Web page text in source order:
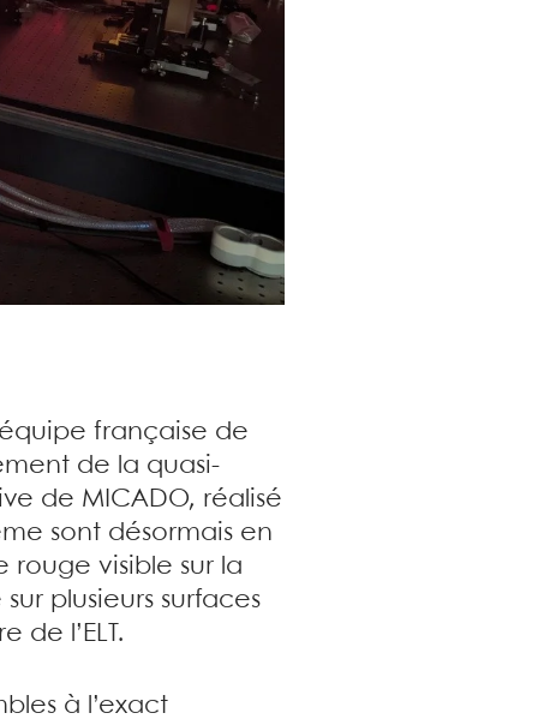
française de
de la quasi-
de MICADO, réalisé
sont désormais en
rouge visible sur la
plusieurs surfaces
de l’ELT.
à l’exact